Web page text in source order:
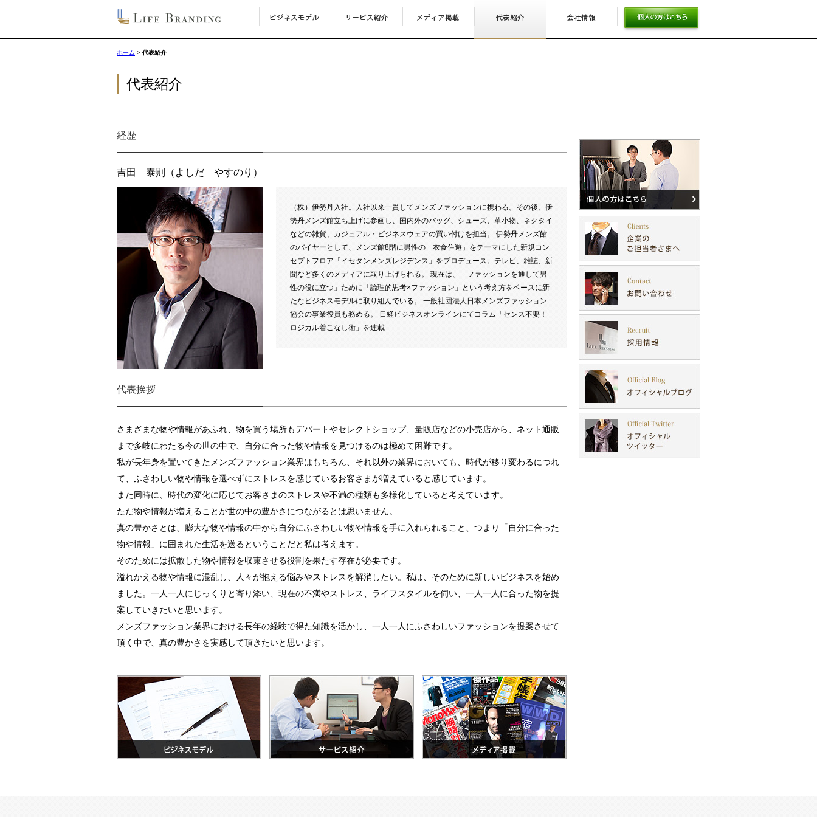
ホーム > 代表紹介
代表紹介
経歴
吉田 泰則 （よしだ やすのり）
（株）伊勢丹入社。入社以来一貫してメンズファッションに携わる。その後、伊
勢丹メンズ館立ち上げに参画し、国内外のバッグ、シューズ、革小物、ネクタイ
などの雑貨、カジュアル・ビジネスウェアの買い付けを担当。 伊勢丹メンズ館
のバイヤーとして、メンズ館8階に男性の「衣食住遊」をテーマにした新規コン
セプトフロア「イセタンメンズレジデンス」をプロデュース。テレビ、雑誌、新
聞など多くのメディアに取り上げられる。 現在は、「ファッションを通して男
性の役に立つ」ために「論理的思考×ファッション」という考え方をベースに新
たなビジネスモデルに取り組んでいる。 一般社団法人日本メンズファッション
協会の事業役員も務める。 日経ビジネスオンラインにてコラム「センス不要！
ロジカル着こなし術」を連載
代表挨拶
さまざまな物や情報があふれ、物を買う場所もデパートやセレクトショップ、量販店などの小売店から、ネット通販
まで多岐にわたる今の世の中で、自分に合った物や情報を見つけるのは極めて困難です。
私が長年身を置いてきたメンズファッション業界はもちろん、それ以外の業界においても、時代が移り変わるにつれ
て、ふさわしい物や情報を選べずにストレスを感じているお客さまが増えていると感じています。
また同時に、時代の変化に応じてお客さまのストレスや不満の種類も多様化していると考えています。
ただ物や情報が増えることが世の中の豊かさにつながるとは思いません。
真の豊かさとは、膨大な物や情報の中から自分にふさわしい物や情報を手に入れられること、つまり「自分に合った
物や情報」に囲まれた生活を送るということだと私は考えます。
そのためには拡散した物や情報を収束させる役割を果たす存在が必要です。
溢れかえる物や情報に混乱し、人々が抱える悩みやストレスを解消したい。私は、そのために新しいビジネスを始め
ました。一人一人にじっくりと寄り添い、現在の不満やストレス、ライフスタイルを伺い、一人一人に合った物を提
案していきたいと思います。
メンズファッション業界における長年の経験で得た知識を活かし、一人一人にふさわしいファッションを提案させて
頂く中で、真の豊かさを実感して頂きたいと思います。